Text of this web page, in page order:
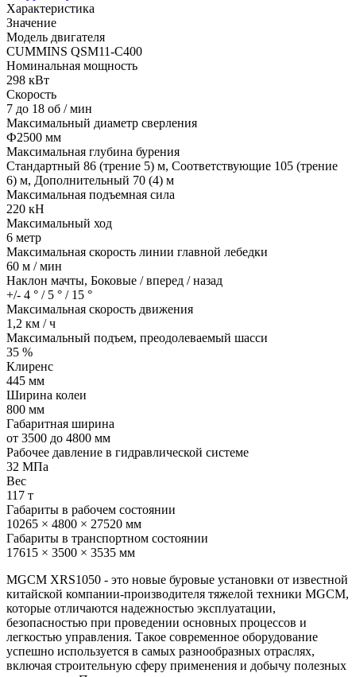
Характеристика
Значение
Модель двигателя
CUMMINS QSM11-C400
Номинальная мощность
298 кВт
Скорость
7 до 18 об / мин
Максимальный диаметр сверления
Ф2500 мм
Максимальная глубина бурения
Стандартный 86 (трение 5) м, Соответствующие 105 (трение
6) м, Дополнительный 70 (4) м
Максимальная подъемная сила
220 кН
Максимальный ход
6 метр
Максимальная скорость линии главной лебедки
60 м / мин
Наклон мачты, Боковые / вперед / назад
+/- 4 ° / 5 ° / 15 °
Максимальная скорость движения
1,2 км / ч
Максимальный подъем, преодолеваемый шасси
35 %
Клиренс
445 мм
Ширина колеи
800 мм
Габаритная ширина
от 3500 до 4800 мм
Рабочее давление в гидравлической системе
32 МПа
Вес
117 т
Габариты в рабочем состоянии
10265 × 4800 × 27520 мм
Габариты в транспортном состоянии
17615 × 3500 × 3535 мм
MGCM XRS1050 - это новые буровые установки от известной
китайской компании-производителя тяжелой техники MGCM,
которые отличаются надежностью эксплуатации,
безопасностью при проведении основных процессов и
легкостью управления. Такое современное оборудование
успешно используется в самых разнообразных отраслях,
включая строительную сферу применения и добычу полезных